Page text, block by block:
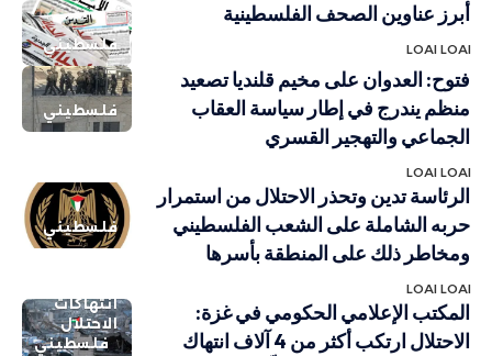
فلسطيني
أبرز عناوين الصحف الفلسطينية
LOAI LOAI
فلسطيني
فتوح: العدوان على مخيم قلنديا تصعيد
منظم يندرج في إطار سياسة العقاب
الجماعي والتهجير القسري
LOAI LOAI
فلسطيني
الرئاسة تدين وتحذر الاحتلال من استمرار
حربه الشاملة على الشعب الفلسطيني
ومخاطر ذلك على المنطقة بأسرها
LOAI LOAI
انتهاكات
الاحتلال
فلسطيني
المكتب الإعلامي الحكومي في غزة:
الاحتلال ارتكب أكثر من 4 آلاف انتهاك